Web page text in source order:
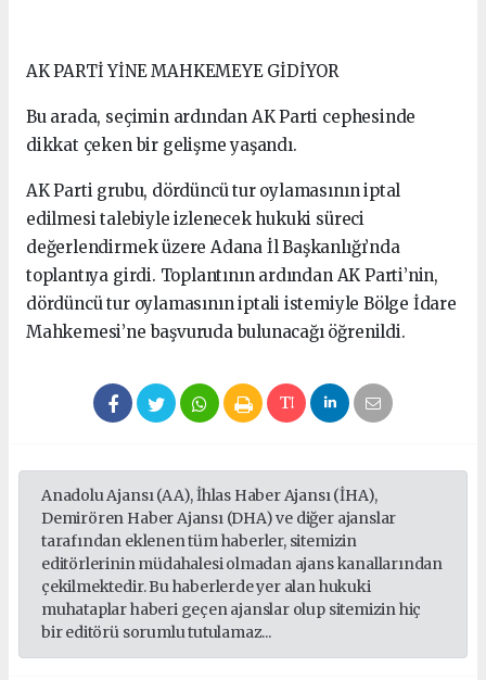
AK PARTİ YİNE MAHKEMEYE GİDİYOR
Bu arada, seçimin ardından AK Parti cephesinde
dikkat çeken bir gelişme yaşandı.
AK Parti grubu, dördüncü tur oylamasının iptal
edilmesi talebiyle izlenecek hukuki süreci
değerlendirmek üzere Adana İl Başkanlığı’nda
toplantıya girdi. Toplantının ardından AK Parti’nin,
dördüncü tur oylamasının iptali istemiyle Bölge İdare
Mahkemesi’ne başvuruda bulunacağı öğrenildi.
Anadolu Ajansı (AA), İhlas Haber Ajansı (İHA),
Demirören Haber Ajansı (DHA) ve diğer ajanslar
tarafından eklenen tüm haberler, sitemizin
editörlerinin müdahalesi olmadan ajans kanallarından
çekilmektedir. Bu haberlerde yer alan hukuki
muhataplar haberi geçen ajanslar olup sitemizin hiç
bir editörü sorumlu tutulamaz...